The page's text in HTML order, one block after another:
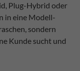
Plug-Hybrid oder
in eine Modell-
sondern
Kunde sucht und